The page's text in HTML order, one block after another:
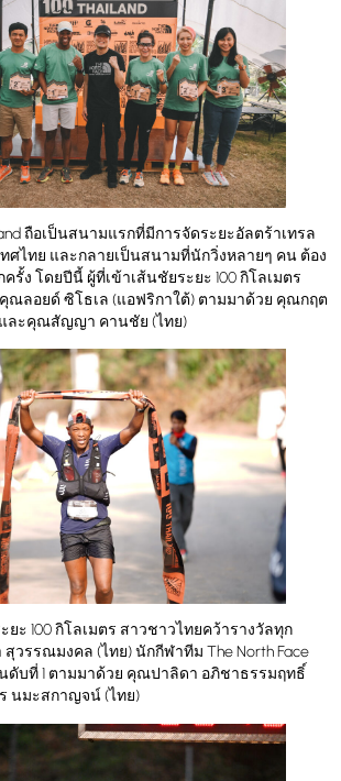
ถือเป็นสนามแรกที่มีการจัดระยะอัลตร้าเทรล
ทศไทย และกลายเป็นสนามที่นักวิ่งหลายๆ คน ต้อง
รั้ง โดยปีนี้ ผู้ที่เข้าเส้นชัยระยะ 100 กิโลเมตร
ณลอยด์ ซิโธเล (แอฟริกาใต้) ตามมาด้วย คุณกฤต
และคุณสัญญา คานชัย (ไทย)
ะ 100 กิโลเมตร สาวชาวไทยคว้ารางวัลทุก
วรรณมงคล (ไทย) นักกีฬาทีม The North Face
นดับที่ 1 ตามมาด้วย คุณปาลิดา อภิชาธรรมฤทธิ์
นมะสกาญจน์ (ไทย)